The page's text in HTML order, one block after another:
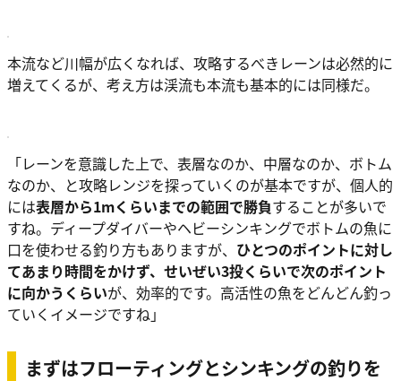
本流など川幅が広くなれば、攻略するべきレーンは必然的に
増えてくるが、考え方は渓流も本流も基本的には同様だ。
「レーンを意識した上で、表層なのか、中層なのか、ボトム
なのか、と攻略レンジを探っていくのが基本ですが、個人的
には表層から1mくらいまでの範囲で勝負することが多いで
すね。ディープダイバーやヘビーシンキングでボトムの魚に
口を使わせる釣り方もありますが、 ひとつのポイントに対し
てあまり時間をかけず、せいぜい3投くらいで次のポイント
に向かうくらいが、効率的です。高活性の魚をどんどん釣っ
ていくイメージですね」
まずはフローティングとシンキングの釣りを